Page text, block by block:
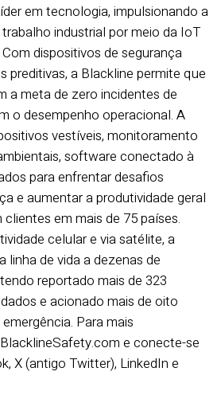
em tecnologia, impulsionando a
industrial por meio da IoT
dispositivos de segurança
preditivas, a Blackline permite que
a meta de zero incidentes de
o desempenho operacional. A
vestíveis, monitoramento
software conectado à
para enfrentar desafios
e aumentar a produtividade geral
em mais de 75 países.
celular e via satélite, a
linha de vida a dezenas de
reportado mais de 323
e acionado mais de oito
Para mais
e conecte-se
X (antigo Twitter), LinkedIn e